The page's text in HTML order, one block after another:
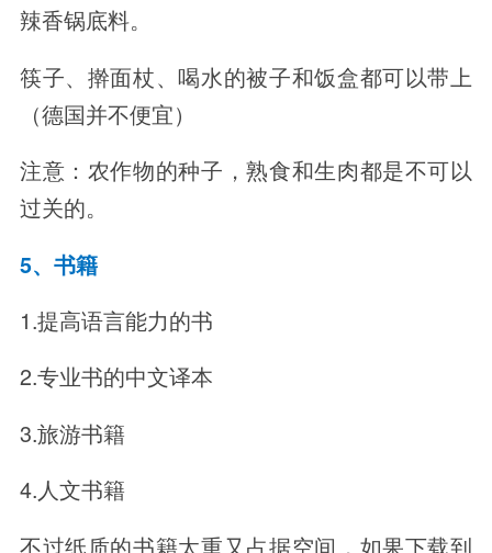
辣香锅底料。
筷子、擀面杖、喝水的被子和饭盒都可以带上
（德国并不便宜）
注意：农作物的种子，熟食和生肉都是不可以
过关的。
5、书籍
1.提高语言能力的书
2.专业书的中文译本
3.旅游书籍
4.人文书籍
不过纸质的书籍太重又占据空间，如果下载到